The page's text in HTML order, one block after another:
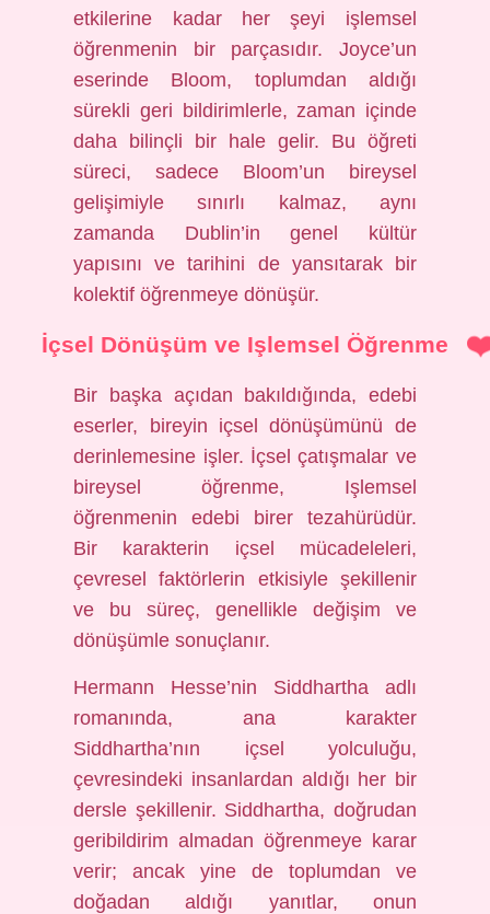
etkilerine kadar her şeyi işlemsel
öğrenmenin bir parçasıdır. Joyce’un
eserinde Bloom, toplumdan aldığı
sürekli geri bildirimlerle, zaman içinde
daha bilinçli bir hale gelir. Bu öğreti
süreci, sadece Bloom’un bireysel
gelişimiyle sınırlı kalmaz, aynı
zamanda Dublin’in genel kültür
yapısını ve tarihini de yansıtarak bir
kolektif öğrenmeye dönüşür.
İçsel Dönüşüm ve Işlemsel Öğrenme
Bir başka açıdan bakıldığında, edebi
eserler, bireyin içsel dönüşümünü de
derinlemesine işler. İçsel çatışmalar ve
bireysel öğrenme, Işlemsel
öğrenmenin edebi birer tezahürüdür.
Bir karakterin içsel mücadeleleri,
çevresel faktörlerin etkisiyle şekillenir
ve bu süreç, genellikle değişim ve
dönüşümle sonuçlanır.
Hermann Hesse’nin Siddhartha adlı
romanında, ana karakter
Siddhartha’nın içsel yolculuğu,
çevresindeki insanlardan aldığı her bir
dersle şekillenir. Siddhartha, doğrudan
geribildirim almadan öğrenmeye karar
verir; ancak yine de toplumdan ve
doğadan aldığı yanıtlar, onun